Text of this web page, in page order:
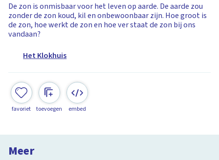
De zon is onmisbaar voor het leven op aarde. De aarde zou
zonder de zon koud, kil en onbewoonbaar zijn. Hoe groot is
de zon, hoe werkt de zon en hoe ver staat de zon bij ons
vandaan?
Het Klokhuis
favoriet toevoegen embed
Meer